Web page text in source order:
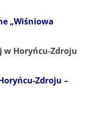
„Wiśniowa
w Horyńcu-Zdroju
Zdroju –